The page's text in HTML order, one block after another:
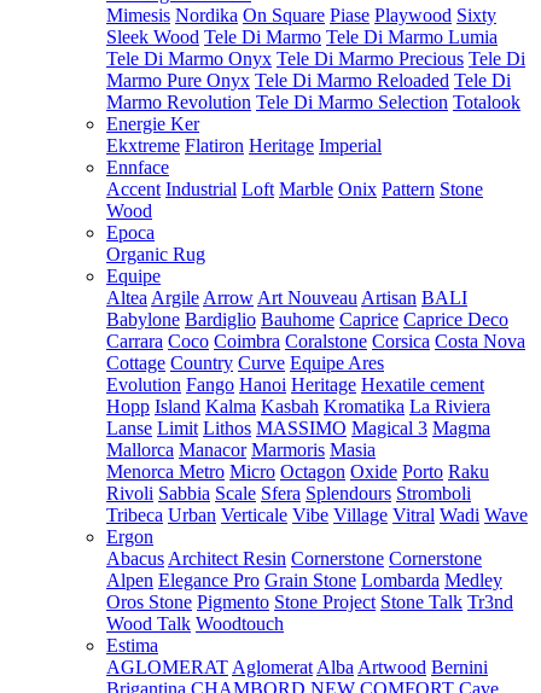
Mimesis Nordika On Square Piase Playwood Sixty
Sleek Wood Tele Di Marmo Tele Di Marmo Lumia
Tele Di Marmo Onyx Tele Di Marmo Precious Tele Di
Marmo Pure Onyx Tele Di Marmo Reloaded Tele Di
Marmo Revolution Tele Di Marmo Selection Totalook
Energie Ker
Ekxtreme Flatiron Heritage Imperial
Ennface
Accent Industrial Loft Marble Onix Pattern Stone
Wood
Epoca
Organic Rug
Equipe
Altea Argile Arrow Art Nouveau Artisan BALI
Babylone Bardiglio Bauhome Caprice Caprice Deco
Carrara Coco Coimbra Coralstone Corsica Costa Nova
Cottage Country Curve Equipe Ares
Evolution Fango Hanoi Heritage Hexatile cement
Hopp Island Kalma Kasbah Kromatika La Riviera
Lanse Limit Lithos MASSIMO Magical 3 Magma
Mallorca Manacor Marmoris Masia
Menorca Metro Micro Octagon Oxide Porto Raku
Rivoli Sabbia Scale Sfera Splendours Stromboli
Tribeca Urban Verticale Vibe Village Vitral Wadi Wave
Ergon
Abacus Architect Resin Cornerstone Cornerstone
Alpen Elegance Pro Grain Stone Lombarda Medley
Oros Stone Pigmento Stone Project Stone Talk Tr3nd
Wood Talk Woodtouch
Estima
AGLOMERAT Aglomerat Alba Artwood Bernini